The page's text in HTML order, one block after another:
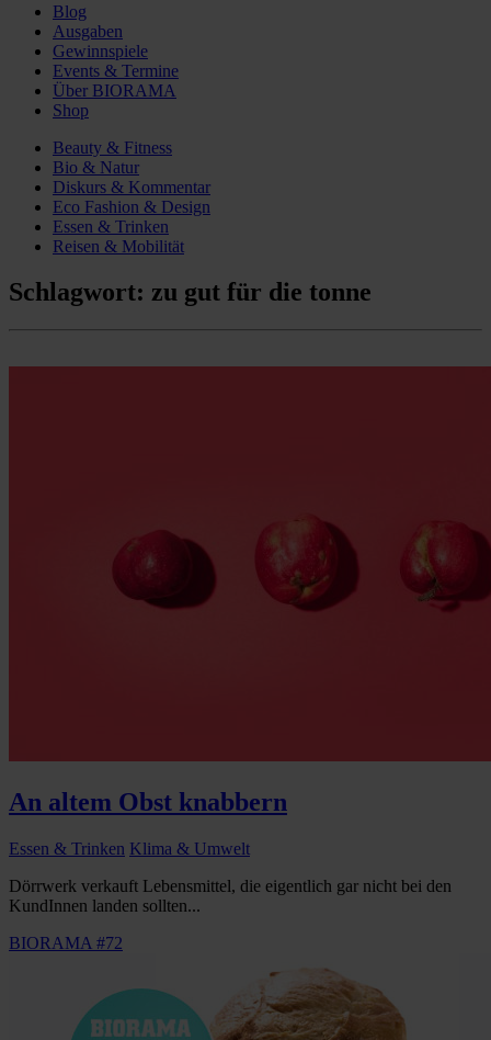
Blog
Ausgaben
Gewinnspiele
Events & Termine
Über BIORAMA
Shop
Beauty & Fitness
Bio & Natur
Diskurs & Kommentar
Eco Fashion & Design
Essen & Trinken
Reisen & Mobilität
Schlagwort: zu gut für die tonne
An altem Obst knabbern
Essen & Trinken Klima & Umwelt
Dörrwerk verkauft Lebensmittel, die eigentlich gar nicht bei den
KundInnen landen sollten...
BIORAMA #72